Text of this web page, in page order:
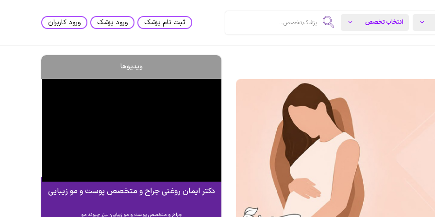
ثبت نام پزشک ورود پزشک ورود کاربران
ویدیوها
دکتر مهران صداقت متخصص و جراح مغز و اعصاب
متخصص و جراح مغز و اعصاب
دکتر ایمان روغنی جراح و متخصص پوست و مو زیبایی
جراح و متخصص پوست و مو زیبایی- لیزر -پیوند مو